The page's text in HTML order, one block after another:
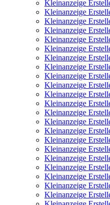
Kleinanzeige
Kleinanzeige
Kleinanzeige
Kleinanzeige
Kleinanzeige
Kleinanzeige
Kleinanzeige
Kleinanzeige
Kleinanzeige
Kleinanzeige
Kleinanzeige
Kleinanzeige
Kleinanzeige
Kleinanzeige
Kleinanzeige
Kleinanzeige
Kleinanzeige
Kleinanzeige
Kleinanzeige
Kleinanzeige
Kleinanzeige
Kleinanzeige